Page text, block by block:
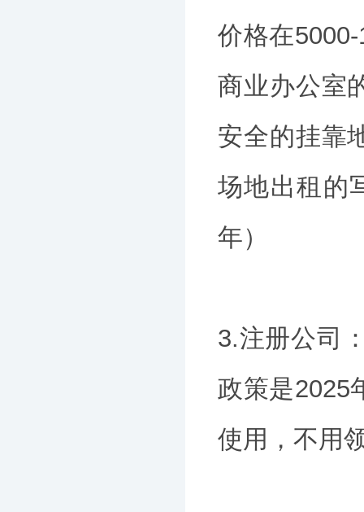
价格在
商业办公室
安全的挂靠
场地出租的
年）
3.注册公司
政策是2025
使用，不用